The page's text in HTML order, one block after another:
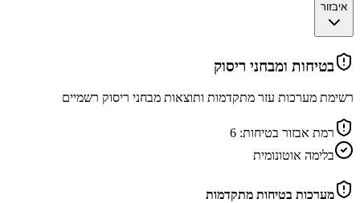
איבזור
בטיחות ומבחני ריסוק
רשימת מערכות עזר מתקדמות ותוצאות מבחני ריסוק רשמיים
רמת אבזור בטיחות: 6
בלימה אוטונומית
מערכות בטיחות מתקדמות